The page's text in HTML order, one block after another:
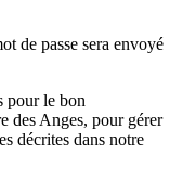
de passe sera envoyé
pour le bon
des Anges, pour gérer
décrites dans notre